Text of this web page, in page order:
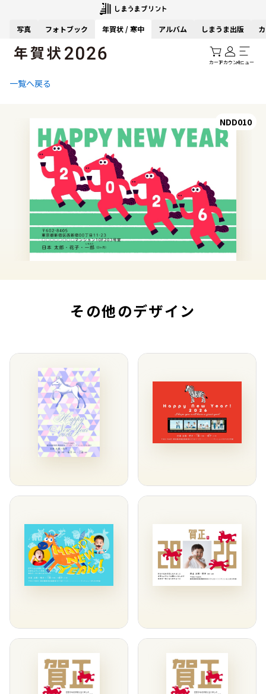
写真 フォトブック 年賀状 / 寒中 アルバム しまうま出版
カートアカウントメニュー
一覧へ戻る
NDD010
その他のデザイン